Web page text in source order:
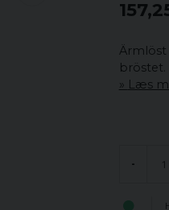
Ärmlöst
bröstet.
Læs
-